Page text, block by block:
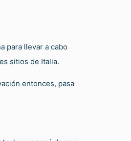
para llevar a cabo
sitios de Italia.
entonces, pasa